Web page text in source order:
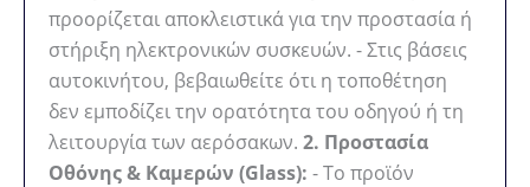
προορίζεται αποκλειστικά για την προστασία ή
στήριξη ηλεκτρονικών συσκευών. - Στις βάσεις
αυτοκινήτου, βεβαιωθείτε ότι η τοποθέτηση
δεν εμποδίζει την ορατότητα του οδηγού ή τη
λειτουργία των αερόσακων. 2. Προστασία
Οθόνης & Καμερών (Glass): - Το προϊόν